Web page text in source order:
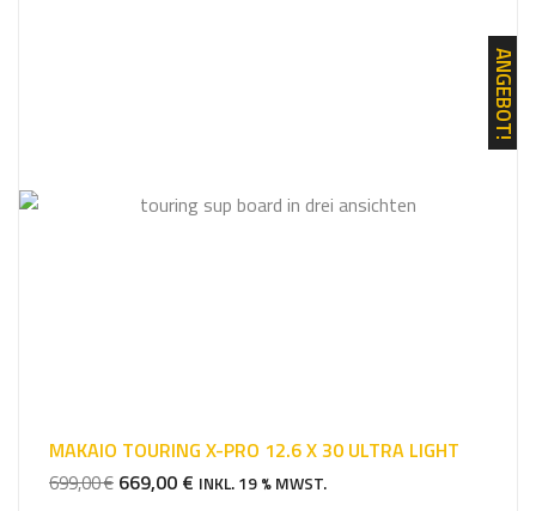
ANGEBOT!
MAKAIO TOURING X-PRO 12.6 X 30 ULTRA LIGHT
699,00€ URSPRÜNGLICHER
669,00 € AKTUELLER
INKL. 19 % MWST.